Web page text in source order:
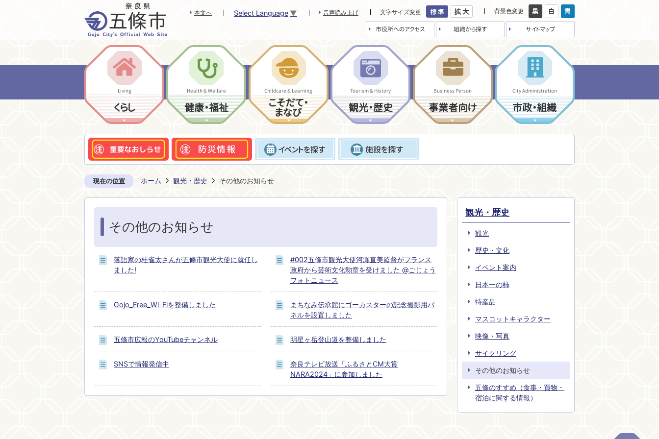
本文へ Select Language ▼ 音声読み上げ 文字サイズ変更 背景色変更
市役所へのアクセス 組織から探す サイトマップ
Living
くらし
Health & Welfare
健康・福祉
Childcare & Learning
こそだて・
まなび
Tourism & History
観光・歴史
Business Person
事業者向け
City Administration
市政・組織
現在の位置 ホーム 観光・歴史 その他のお知らせ
その他のお知らせ
落語家の桂雀太さんが五條市観光大使に就任し
ました!
#002五條市観光大使河瀬直美監督がフランス
政府から芸術文化勲章を受けました @ごじょう
フォトニュース
Gojo_Free_Wi-Fiを整備しました
まちなみ伝承館にゴーカスターの記念撮影用パ
ネルを設置しました
五條市広報のYouTubeチャンネル 明星ヶ岳登山道を整備しました
SNSで情報発信中
奈良テレビ放送「ふるさとCM大賞
NARA2024」に参加しました
観光・歴史
観光
歴史・文化
イベント案内
日本一の柿
特産品
マスコットキャラクター
映像・写真
サイクリング
その他のお知らせ
五條のすすめ（食事・買物・
宿泊に関する情報）